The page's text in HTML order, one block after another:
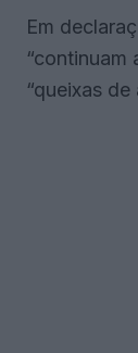
Em
“continuam
“queixas de